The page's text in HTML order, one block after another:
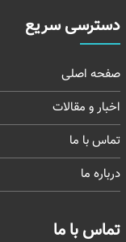
دسترسی سریع
صفحه اصلی
اخبار و مقالات
تماس با ما
درباره ما
تماس با ما